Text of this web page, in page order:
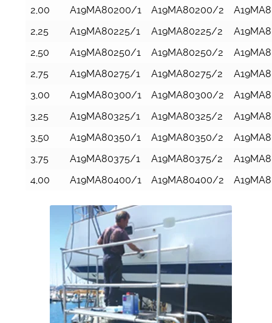
2,00 A19MA80200/1 A19MA80200/2
2,25
A19MA80225/1 A19MA80225/2
2,50
A19MA80250/1 A19MA80250/2
2,75
A19MA80275/1 A19MA80275/2
3,00
A19MA80300/1 A19MA80300/2
3,25
A19MA80325/1 A19MA80325/2
3,50
A19MA80350/1 A19MA80350/2
3,75
A19MA80375/1 A19MA80375/2
4,00
A19MA80400/1 A19MA80400/2